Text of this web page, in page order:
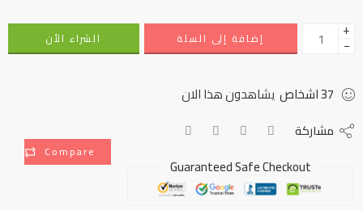
+
− إضافة إلى السلة الشراء الأن
37اشخاص يشاهدون هذا الان
Compare
مشاركة
Guaranteed Safe Checkout